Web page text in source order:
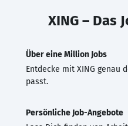
XING – Das
Über eine Million Jobs
Entdecke mit XING genau
passt.
Persönliche Job-Angebote